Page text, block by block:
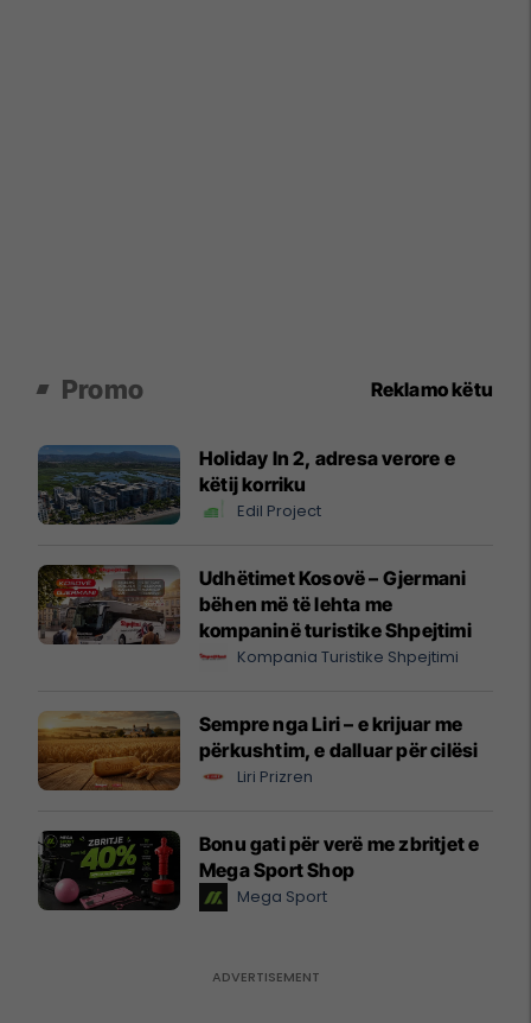
Promo Reklamo këtu
Holiday In 2, adresa verore e
këtij korriku
Edil Project
Udhëtimet Kosovë – Gjermani
bëhen më të lehta me
kompaninë turistike Shpejtimi
Kompania Turistike Shpejtimi
Sempre nga Liri – e krijuar me
përkushtim, e dalluar për cilësi
Liri Prizren
Bonu gati për verë me zbritjet e
Mega Sport Shop
Mega Sport